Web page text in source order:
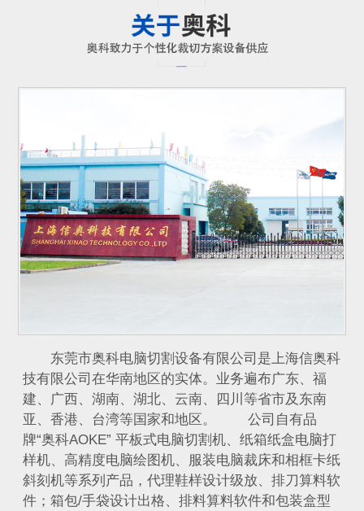
东莞市奥科电脑切割设备有限公司是上海信奥科
技有限公司在华南地区的实体。业务遍布广东、福
建、广西、湖南、湖北、云南、四川等省市及东南
亚、香港、台湾等国家和地区。 公司自有品
牌“奥科AOKE” 平板式电脑切割机、纸箱纸盒电脑打
样机、高精度电脑绘图机、服装电脑裁床和相框卡纸
斜刻机等系列产品，代理鞋样设计级放、排刀算料软
件；箱包/手袋设计出格、排料算料软件和包装盒型